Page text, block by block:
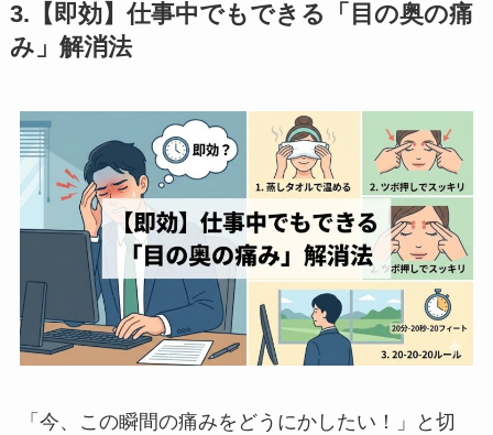
3.【即効】仕事中でもできる「目の奥の痛
み」解消法
「今、この瞬間の痛みをどうにかしたい！」と切